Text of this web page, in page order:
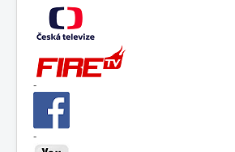
-
-